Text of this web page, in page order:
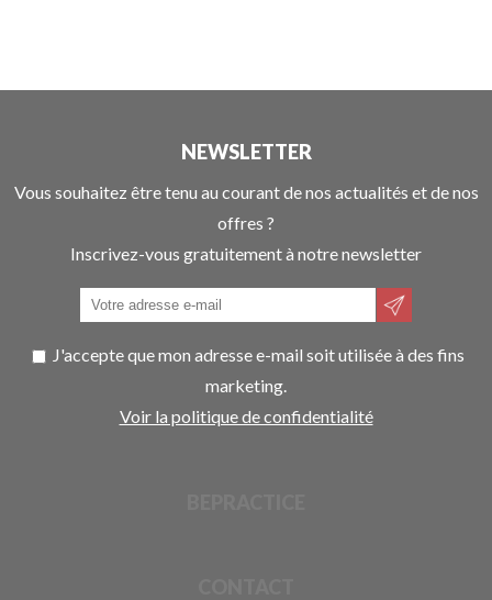
NEWSLETTER
Vous souhaitez être tenu au courant de nos actualités et de nos
offres ?
Inscrivez-vous gratuitement à notre newsletter
J'accepte que mon adresse e-mail soit utilisée à des fins
marketing.
Voir la politique de confidentialité